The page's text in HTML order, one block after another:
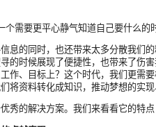
个需要更平心静气知道自己要什么的
息的同时，也还带来太多分散我们
的时候展现了便捷性，也带来了伤
作、目标上？这个时代，我们更需
将资料转化成知识，推动梦想的实现
秀的解决方案。我们来看看它的特点